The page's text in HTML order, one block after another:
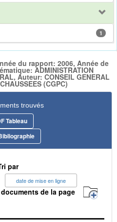
1
du rapport: 2006, Année de
ADMINISTRATION
Auteur: CONSEIL GENERAL
(CGPC)
trouvés
Tableau
par
date de mise en ligne
de la page